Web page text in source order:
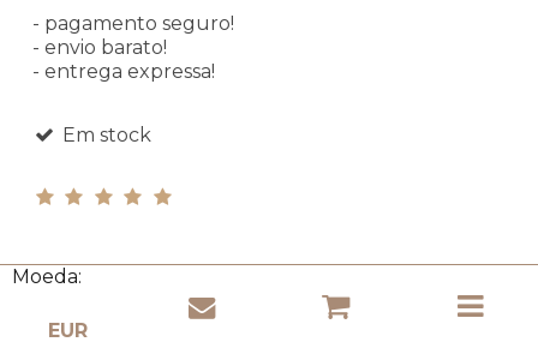
Moeda:
- pagamento seguro!
- envio barato!
- entrega expressa!
Em stock
62,23 EUR
(excl. IVA)